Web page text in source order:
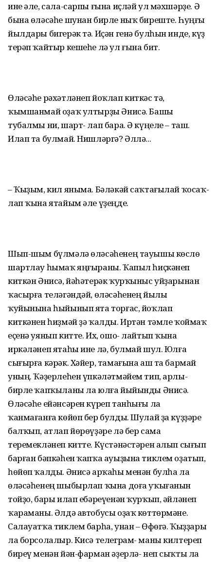
ине әле, сала-сарпы ғына иҫләй ул мәхшәрҙе. Ә
бына өләсәһе шунан бирле ныҡ биреште. Һуңғы
йылдары бигерәк тә. Иҫән генә булһын инде, күҙ
терәп ҡайтыр кешеһе лә ул ғына бит.
Өләсәһе рәхәтләнеп йоҡлап киткәс тә,
ҡымшанмай оҙаҡ ултырҙы Әнисә. Башы
тубалмы ни, шарт- лап бара. Ә күңеле – таш.
Илап та булмай. Нишләргә? Әллә...
– Ҡыҙым, кил яныма. Бәләкәй саҡтағылай ҡосаҡ-
лап ҡына ятайым әле үҙеңде.
Шып-шым бүлмәлә өләсәһенең тауышы көслө
шартлау һымаҡ яңғыраны. Ҡапыл һиҫкәнеп
киткән Әнисә, йәһәтерәк ҡурҡыныс уйҙарынан
ҡасырға теләгәндәй, өләсәһенең йылы
ҡуйынына һыйынып ята торғас, йоҡлап
киткәнен һиҙмәй ҙә ҡалды. Иртән тәмле ҡоймаҡ
еҫенә уянып китте. Их, ошо- лайтып ҡына
иркәләнеп ятаһы ине лә, булмай шул. Юлға
сығырға кәрәк. Хәйер, тамағына аш та бармай
уның. Ҡәҙерлеһен үпкәләтмәйем тип, арлы-
бирле ҡапҡыланы ла юлға йыйынды Әнисә.
Өләсәһе ейәнсәрен күреп танһығы ла
ҡанмағанға көйөп бер булды. Шулай ҙа күҙҙәре
балҡып, атлап йөрөүҙәре лә бер сама
теремекләнеп китте. Күстәнәстәрен алып сығып
барған бәпкәһен ҡапҡа ауыҙына тиклем оҙатып,
һөйөп ҡалды. Әнисә арҡаһы менән булһа ла
өләсәһенең шыбырлап ҡына доға уҡығанын
тойҙо, бары илап ебәреүенән ҡурҡып, әйләнеп
ҡараманы. Әлдә автобусы оҙаҡ көттөрмәне.
Салауатҡа тиклем барһа, унан – Өфөгә. Ҡыҙҙары
ла борсолалыр. Кисә телеграм- маны килтереп
биреү менән йән-фарман әҙерлә- неп сыҡты ла